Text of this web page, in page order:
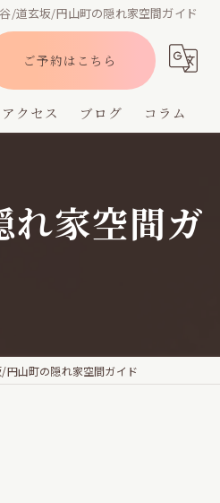
/道玄坂/円山町の隠れ家空間ガイド
ご予約はこちら
アクセス ブログ コラム
れ家空間ガ
山町の隠れ家空間ガイド